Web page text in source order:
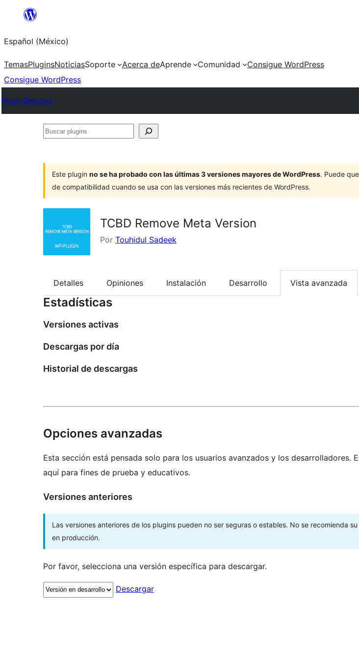
Saltar
contenido
Español (México)
TemasPluginsNoticiasSoporte Acerca deAprende Comunidad
Consigue WordPress
Consigue WordPress
Plugin Directory
Buscar
Este plugin no se ha probado con las últimas 3 versiones mayores de WordPress. Puede
de compatibilidad cuando se usa con las versiones más recientes de WordPress.
TCBD Remove Meta Version
Por Touhidul Sadeek
Detalles Opiniones Instalación Desarrollo Vista avanzada
Estadísticas
Versiones activas
Descargas por día
Historial de descargas
Opciones avanzadas
Esta sección está pensada solo para los usuarios avanzados y los desarrolladores.
aquí para fines de prueba y educativos.
Versiones anteriores
Las versiones anteriores de los plugins pueden no ser seguras o estables. No se recomienda
en producción.
Por favor, selecciona una versión específica para descargar.
Descargar